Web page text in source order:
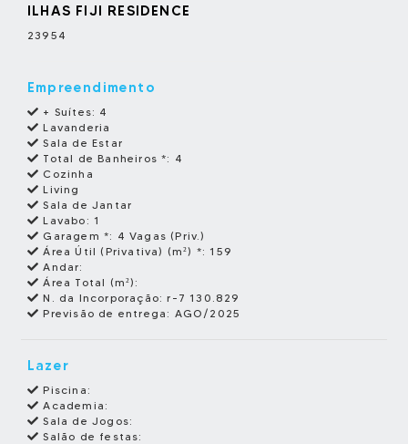
ILHAS FIJI RESIDENCE
23954
Empreendimento
+ Suítes: 4
Lavanderia
Sala de Estar
Total de Banheiros *: 4
Cozinha
Living
Sala de Jantar
Lavabo: 1
Garagem *: 4 Vagas (Priv.)
Área Útil (Privativa) (m²) *: 159
Andar:
Área Total (m²):
N. da Incorporação:r-7 130.829
Previsão de entrega: AGO/2025
Lazer
Piscina:
Academia:
Sala de Jogos:
Salão de festas: